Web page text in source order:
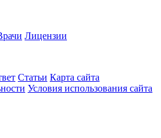
Лицензии
Статьи Карта сайта
Условия использования сайта